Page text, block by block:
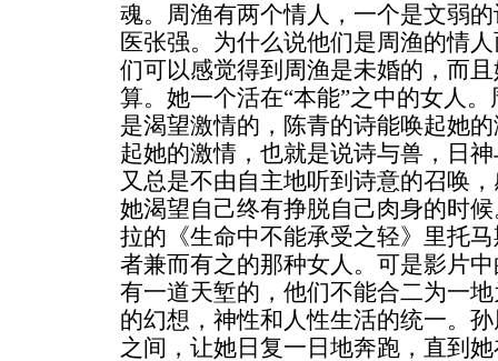
魂。周渔有两个情人，一个是文弱
医张强。为什么说他们是周渔的情
们可以感觉得到周渔是未婚的，而
算。她一个活在“本能”之中的女人
是渴望激情的，陈青的诗能唤起她
起她的激情，也就是说诗与兽，日
又总是不由自主地听到诗意的召唤
她渴望自己终有挣脱自己肉身的时
拉的《生命中不能承受之轻》里托
者兼而有之的那种女人。可是影片
有一道天堑的，他们不能合二为一
的幻想，神性和人性生活的统一。
之间，让她日复一日地奔跑，直到